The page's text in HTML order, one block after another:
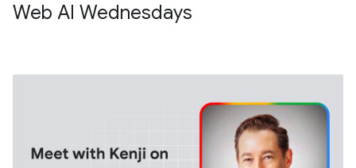
Web AI Wednesdays